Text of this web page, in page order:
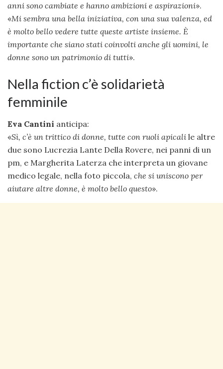
anni sono cambiate e hanno ambizioni e aspirazioni».
«Mi sembra una bella iniziativa, con una sua valenza, ed
è molto bello vedere tutte queste artiste insieme. È
importante che siano stati coinvolti anche gli uomini, le
donne sono un patrimonio di tutti».
Nella fiction c’è solidarietà
femminile
Eva Cantini anticipa:
«Sì, c’è un trittico di donne, tutte con ruoli apicali le altre
due sono Lucrezia Lante Della Rovere, nei panni di un
pm, e Margherita Laterza che interpreta un giovane
medico legale, nella foto piccola, che si uniscono per
aiutare altre donne, è molto bello questo».